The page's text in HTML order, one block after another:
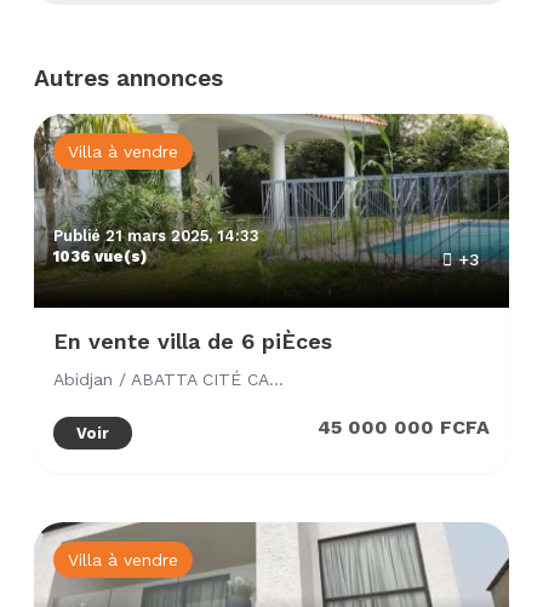
Autres annonces
Publié 21 mars 2025, 14:33
1036 vue(s)
Villa à vendre
+3
En vente villa de 6 piÈces
Abidjan / ABATTA CITÉ CAMÉLIA
Voir 45 000 000 FCFA
Villa à vendre